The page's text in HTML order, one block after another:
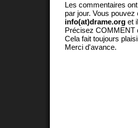
Les commentaires
par jour. Vous pouvez
info(at)drame.org et
Précisez COMMENT
Cela fait toujours
Merci d'avance.